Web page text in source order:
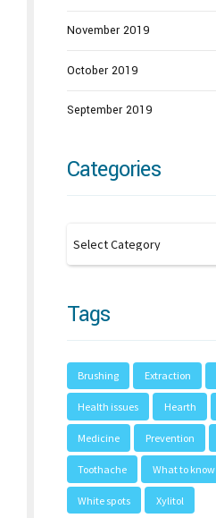
November 2019
October 2019
September 2019
Categories
Tags
Brushing Extraction
Health issues Hearth
Medicine Prevention
Toothache What to know
White spots Xylitol